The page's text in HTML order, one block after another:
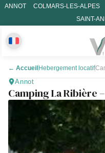
ANNOT COLMARS-LES-ALPES
SAINT-
← Accueil Hebergement locatif
Annot
Camping La Ribière